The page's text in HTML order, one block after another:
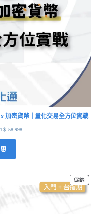
加密貨幣｜量化交易全方位實戰
58,998
促銷